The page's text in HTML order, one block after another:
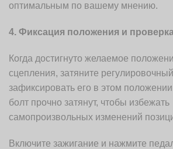
оптимальным по вашему мнению.
4. Фиксация положения и
Когда достигнуто желаемое
сцепления, затяните
зафиксировать его в этом
болт прочно затянут, чтобы избежать
самопроизвольных изменений
Включите зажигание и нажмите